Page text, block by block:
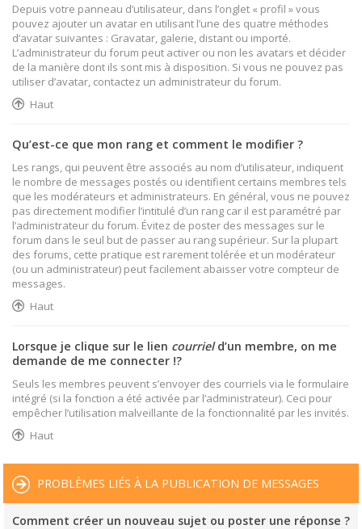
Depuis votre panneau d’utilisateur, dans l’onglet « profil » vous
pouvez ajouter un avatar en utilisant l’une des quatre méthodes
d’avatar suivantes : Gravatar, galerie, distant ou importé.
L’administrateur du forum peut activer ou non les avatars et décider
de la manière dont ils sont mis à disposition. Si vous ne pouvez pas
utiliser d’avatar, contactez un administrateur du forum.
Haut
Qu’est-ce que mon rang et comment le modifier ?
Les rangs, qui peuvent être associés au nom d’utilisateur, indiquent
le nombre de messages postés ou identifient certains membres tels
que les modérateurs et administrateurs. En général, vous ne pouvez
pas directement modifier l’intitulé d’un rang car il est paramétré par
l’administrateur du forum. Évitez de poster des messages sur le
forum dans le seul but de passer au rang supérieur. Sur la plupart
des forums, cette pratique est rarement tolérée et un modérateur
(ou un administrateur) peut facilement abaisser votre compteur de
messages.
Haut
Lorsque je clique sur le lien courrield’un membre, on me
demande de me connecter !?
Seuls les membres peuvent s’envoyer des courriels via le formulaire
intégré (si la fonction a été activée par l’administrateur). Ceci pour
empêcher l’utilisation malveillante de la fonctionnalité par les invités.
Haut
PROBLÈMES LIÉS À LA PUBLICATION DE MESSAGES
Comment créer un nouveau sujet ou poster une réponse ?